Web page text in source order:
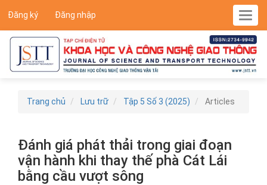
Navigation
Main
Content
Sidebar
Đăng ký Đăng nhập
Trang chủ Lưu trữ Tập 5 Số 3 (2025) Articles
Đánh giá phát thải trong giai đoạn
vận hành khi thay thế phà Cát Lái
bằng cầu vượt sông